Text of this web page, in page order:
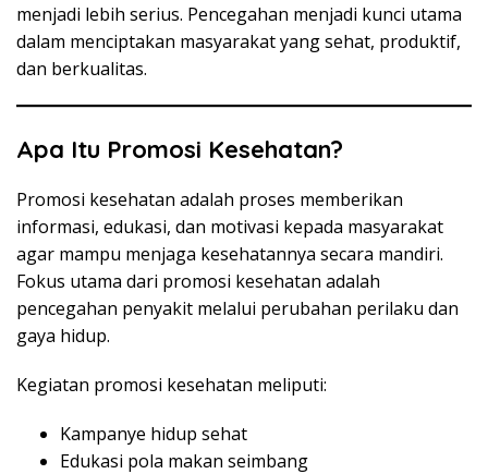
menjadi lebih serius. Pencegahan menjadi kunci utama
dalam menciptakan masyarakat yang sehat, produktif,
dan berkualitas.
Apa Itu Promosi Kesehatan?
Promosi kesehatan adalah proses memberikan
informasi, edukasi, dan motivasi kepada masyarakat
agar mampu menjaga kesehatannya secara mandiri.
Fokus utama dari promosi kesehatan adalah
pencegahan penyakit melalui perubahan perilaku dan
gaya hidup.
Kegiatan promosi kesehatan meliputi:
Kampanye hidup sehat
Edukasi pola makan seimbang